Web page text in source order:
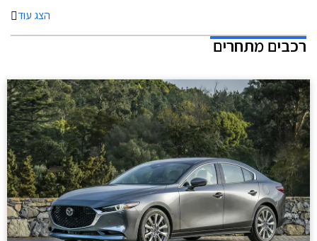
הצג עוד
רכבים מתחרים